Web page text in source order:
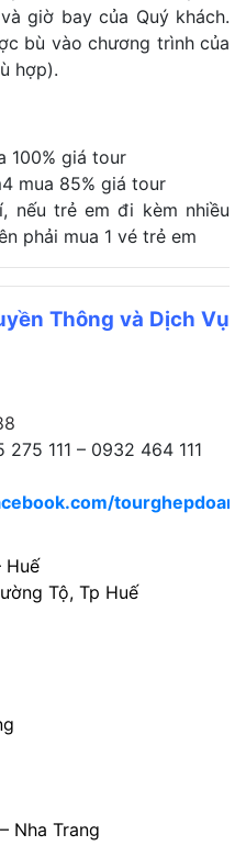
giờ bay của Quý khách.
bù vào chương trình của
hợp).
100% giá tour
mua 85% giá tour
nếu trẻ em đi kèm nhiều
phải mua 1 vé trẻ em
Thông và Dịch Vụ
275 111 – 0932 464 111
Huế
Tộ, Tp Huế
Nha Trang